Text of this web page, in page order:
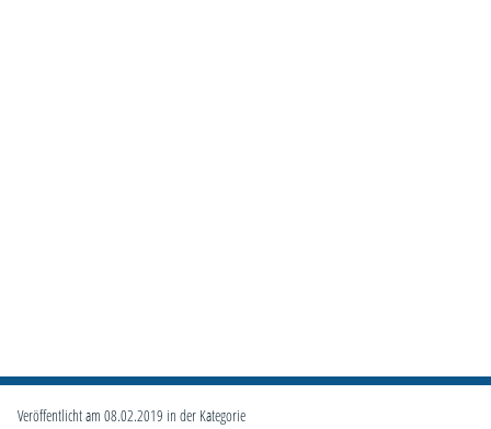
Veröffentlicht am 08.02.2019 in der Kategorie